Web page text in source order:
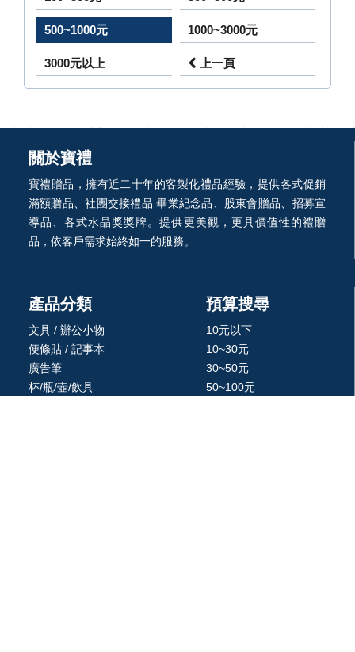
500~1000元 1000~3000元
3000元以上 上一頁
關於寶禮
寶禮贈品，擁有近二十年的客製化禮品經驗，提供各式促銷
滿額贈品、社團交接禮品 畢業紀念品、股東會贈品、招募宣
導品、各式水晶獎獎牌。提供更美觀，更具價值性的禮贈
品，依客戶需求始終如一的服務。
產品分類
文具 / 辦公小物
便條貼 / 記事本
廣告筆
杯/瓶/壺/飲具
預算搜尋
10元以下
10~30元
30~50元
50~100元